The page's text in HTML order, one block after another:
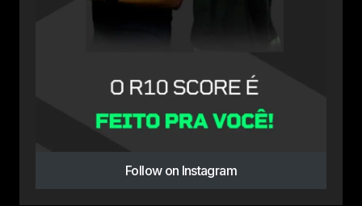
Follow on Instagram